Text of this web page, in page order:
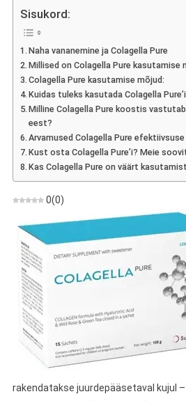
Sisukord:
Naha vananemine ja Colagella Pure
Millised on Colagella Pure kasutamise
Colagella Pure kasutamise mõjud:
Kuidas tuleks kasutada Colagella
Milline Colagella Pure koostis
eest?
Arvamused Colagella Pure
Kust osta Colagella Pure’i? Meie
Kas Colagella Pure on väärt
0(0)
rakendatakse juurdepääsetaval kujul